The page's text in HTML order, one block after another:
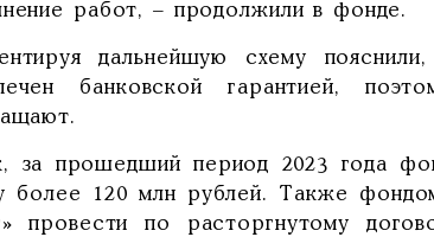
работ, – продолжили в фонде.
дальнейшую схему
банковской гарантией,
за прошедший период 2023 года
более 120 млн рублей. Также
провести по расторгнутому